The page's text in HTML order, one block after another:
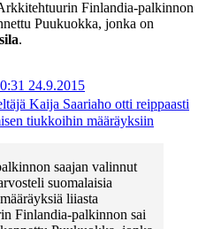
Finlandia-palkinnon
Puukuokka, jonka on
.
24.9.2015
Kaija Saariaho otti reippaasti
tiukkoihin määräyksiin
saajan valinnut
suomalaisia
liiasta
Finlandia-palkinnon sai